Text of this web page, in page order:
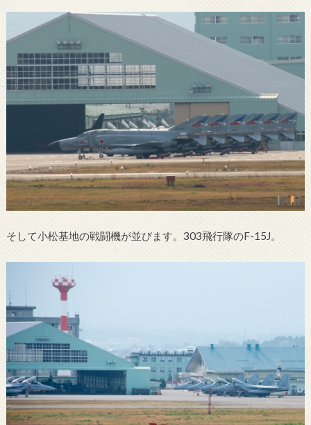
そして小松基地の戦闘機が並びます。303飛行隊のF-15J。